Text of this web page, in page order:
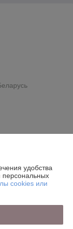
удобства
персональных
cookies или